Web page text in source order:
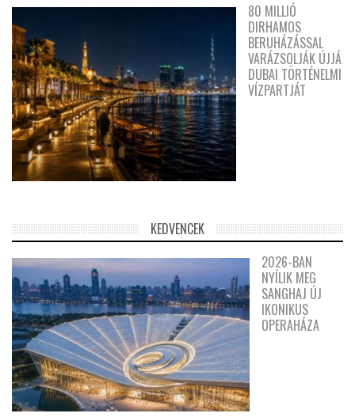
80 MILLIÓ
DIRHAMOS
BERUHÁZÁSSAL
VARÁZSOLJÁK ÚJJÁ
DUBAI TÖRTÉNELMI
VÍZPARTJÁT
KEDVENCEK
2026-BAN
NYÍLIK MEG
SANGHAJ ÚJ
IKONIKUS
OPERAHÁZA